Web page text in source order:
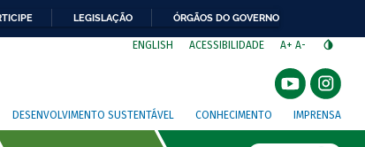
LEGISLAÇÃO ÓRGÃOS DO GOVERNO
ENGLISH ACESSIBILIDADE A+ A-
DESENVOLVIMENTO SUSTENTÁVEL CONHECIMENTO IMPRENSA